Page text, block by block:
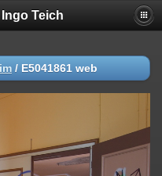
Teich
/ E5041861 web